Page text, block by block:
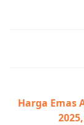
Harga Emas